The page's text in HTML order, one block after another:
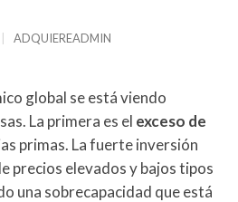
ADQUIEREADMIN
global se está viendo
La primera es el exceso de
primas. La fuerte inversión
precios elevados y bajos tipos
una sobrecapacidad que está